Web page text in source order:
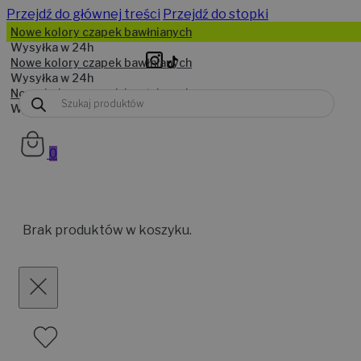
Przejdź do głównej treści Przejdź do stopki
Wyszukiwarka
produktów
0
Brak produktów w koszyku.